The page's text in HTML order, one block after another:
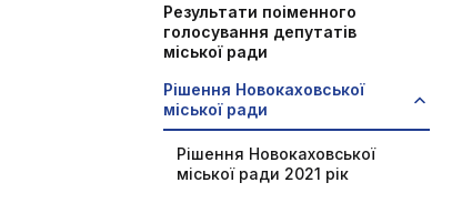
Результати поіменного
голосування депутатів
міської ради
Рішення Новокаховської
міської ради
Рішення Новокаховської
міської ради 2021 рік